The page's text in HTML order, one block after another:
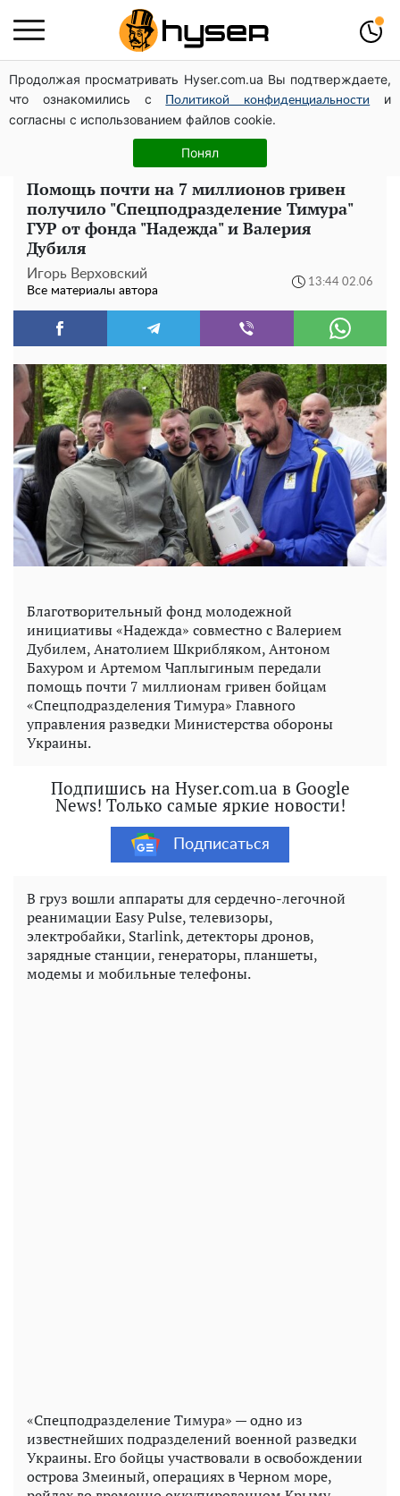
Продолжая просматривать Hyser.com.ua Вы подтверждаете,
что ознакомились с
Политикой конфиденциальности
и
согласны с использованием файлов cookie.
Понял
Елена Тополя слив видео – это далеко не все:
фронтмен "Антитела" Тарас Тополя стал следующим
Полностью голая Анна Тринчер блеснула
"прелестями": таких размеров вы еще не видели
Помощь почти на 7 миллионов гривен
получило "Спецподразделение Тимура"
ГУР от фонда "Надежда" и Валерия
Дубиля
Игорь Верховский
Все материалы автора
13:44 02.06
Благотворительный фонд молодежной
инициативы «Надежда» совместно с Валерием
Дубилем, Анатолием Шкрибляком, Антоном
Бахуром и Артемом Чаплыгиным передали
помощь почти 7 миллионам гривен бойцам
«Спецподразделения Тимура» Главного
управления разведки Министерства обороны
Украины.
Подпишись на Hyser.com.ua в Google
News! Только самые яркие новости!
Подписаться
В груз вошли аппараты для сердечно-легочной
реанимации Easy Pulse, телевизоры,
электробайки, Starlink, детекторы дронов,
зарядные станции, генераторы, планшеты,
модемы и мобильные телефоны.
«Спецподразделение Тимура» — одно из
известнейших подразделений военной разведки
Украины. Его бойцы участвовали в освобождении
острова Змеиный, операциях в Черном море,